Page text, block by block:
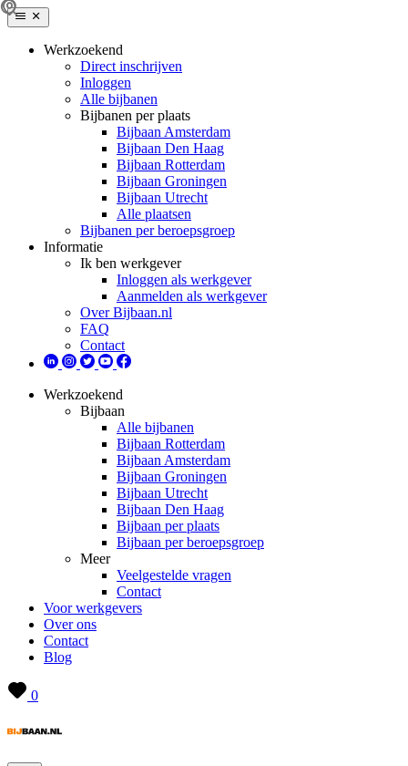
Werkzoekend
Direct inschrijven
Inloggen
Alle bijbanen
Bijbanen per plaats
Bijbaan Amsterdam
Bijbaan Den Haag
Bijbaan Rotterdam
Bijbaan Groningen
Bijbaan Utrecht
Alle plaatsen
Bijbanen per beroepsgroep
Informatie
Ik ben werkgever
Inloggen als werkgever
Aanmelden als werkgever
Over Bijbaan.nl
FAQ
Contact
Werkzoekend
Bijbaan
Alle bijbanen
Bijbaan Rotterdam
Bijbaan Amsterdam
Bijbaan Groningen
Bijbaan Utrecht
Bijbaan Den Haag
Bijbaan per plaats
Bijbaan per beroepsgroep
Meer
Veelgestelde vragen
Contact
Voor werkgevers
Over ons
Contact
Blog
0